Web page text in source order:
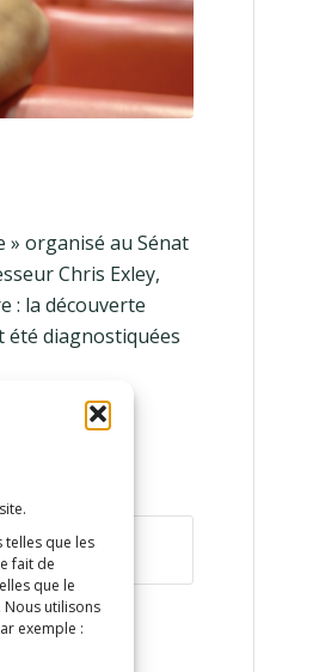
telles que les
fait de
que le
utilisons
exemple :
» organisé au Sénat
Chris Exley,
: la découverte
été diagnostiquées